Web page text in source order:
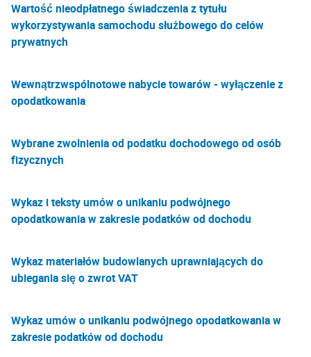
Wartość nieodpłatnego świadczenia z tytułu
wykorzystywania samochodu służbowego do celów
prywatnych
Wewnątrzwspólnotowe nabycie towarów - wyłączenie z
opodatkowania
Wybrane zwolnienia od podatku dochodowego od osób
fizycznych
Wykaz i teksty umów o unikaniu podwójnego
opodatkowania w zakresie podatków od dochodu
Wykaz materiałów budowlanych uprawniających do
ubiegania się o zwrot VAT
Wykaz umów o unikaniu podwójnego opodatkowania w
zakresie podatków od dochodu